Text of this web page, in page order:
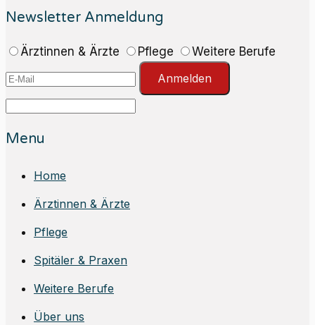
Newsletter Anmeldung
Ärztinnen & Ärzte Pflege
Weitere Berufe
Anmelden
Menu
Home
Ärztinnen & Ärzte
Pflege
Spitäler & Praxen
Weitere Berufe
Über uns